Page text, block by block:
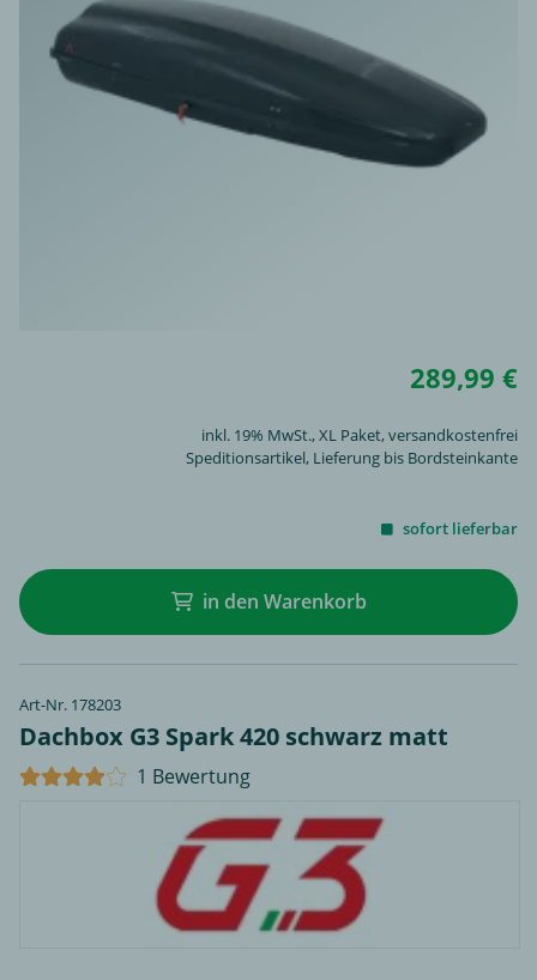
289,99 €
inkl. 19% MwSt.,XL Paket, versandkostenfrei
Speditionsartikel, Lieferung bis Bordsteinkante
sofort lieferbar
in den Warenkorb
Art-Nr. 178203
Dachbox G3 Spark 420 schwarz matt
1 Bewertung